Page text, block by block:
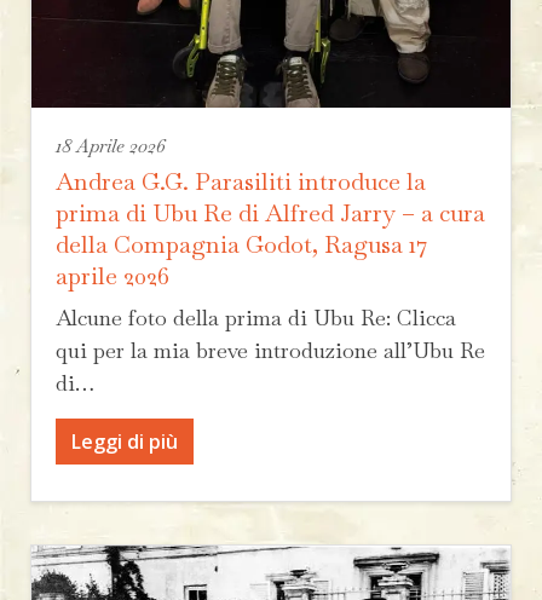
18 Aprile 2026
Andrea G.G. Parasiliti introduce la
prima di Ubu Re di Alfred Jarry – a cura
della Compagnia Godot, Ragusa 17
aprile 2026
Alcune foto della prima di Ubu Re: Clicca
qui per la mia breve introduzione all’Ubu Re
di…
Leggi di più